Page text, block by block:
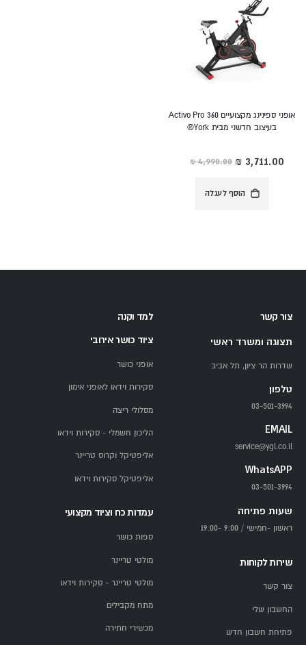
אופני ספינינג מקצועיים Activo Pro 360
בעיצוב חדשני מבית York®
‏4,990.00 ₪ מחיר
מיוחד
הוסף לעגלה
צור קשר
תצוגה ומשרד ראשי
שדרות הר ציון, תל אביב
טלפון
03-501-3994
EMAIL
service@ygl.co.il
WhatsAPP
03-501-3994
שעות פתיחה
ראשון -חמישי / 9:00 -19:00
שירות לקוחות
צור קשר
החשבון שלי
פתיחת חשבון חדש
למד וקנה
ציוד כושר אירובי
אופני כושר
סקירות וידאו לאופני אימון
מסלולי ריצה
הליכון חשמלי - סקירות וידאו
אליפטיקל וקרוס טריינר
אליפטיקל סקירות וידאו
עמדות כח וציוד מקצועי
ספות כושר
מולטי טריינר
מולטי טריינר - סקירות וידאו
מתח מקבילים
מכשירי חתירה